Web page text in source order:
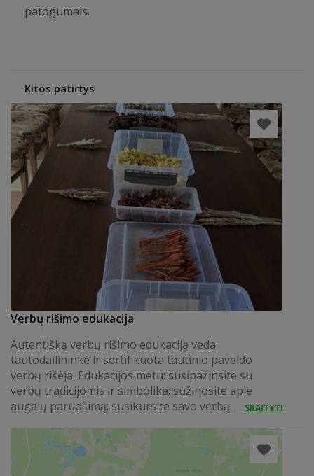
patogumais.
Kitos patirtys
Verbų rišimo edukacija
Autentišką verbų rišimo edukaciją veda
tautodailininkė ir sertifikuota tautinio paveldo
verbų rišėja. Edukacijos metu: susipažinsite su
verbų tradicijomis ir simbolika; sužinosite apie
augalų paruošimą; susikursite savo verbą.
SKAITYTI